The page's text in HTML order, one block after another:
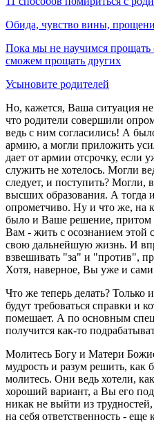
Обида, чувство вины,
Пока мы не научимся прощать
сможем прощать других
Усыновите родителей
Но, кажется, Ваша ситуация
что родители совершили
ведь с ним согласились! А
армию, а могли приложить
дает от армии отсрочку, если
служить не хотелось. Могли
следует, и поступить? Могли,
высших образования. А тогда
опрометчиво. Ну и что же, на
было и Ваше решение, притом
Вам - жить с осознанием этой
свою дальнейшую жизнь. И
взвешивать "за" и "против",
Хотя, наверное, Вы уже и сами
Что же теперь делать? Только
будут требоваться справки и
помешает. А по основным
получится как-то
Молитесь Богу и Матери
мудрость и разум решить, как
молитесь. Они ведь хотели,
хороший вариант, а Вы его
никак не выйти из
на себя ответственность -